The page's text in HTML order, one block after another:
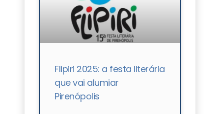
Flipiri 2025: a festa literária
que vai alumiar
Pirenópolis